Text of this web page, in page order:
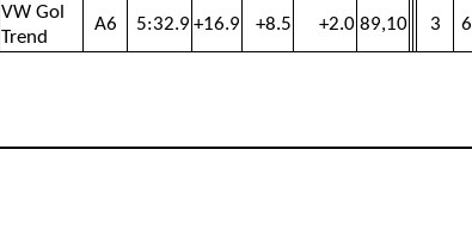
VW Gol
Trend
A6 5:32.9 +16.9 +8.5 +2.0 89,10 3 6